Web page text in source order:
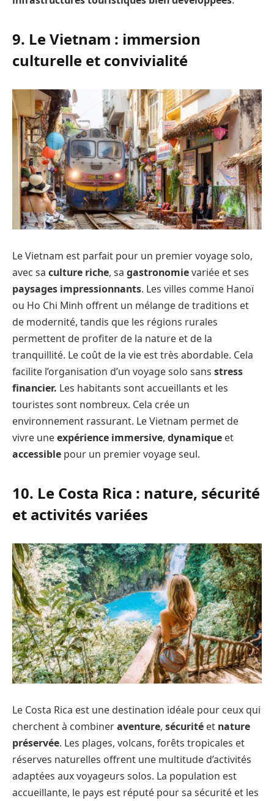
9. Le Vietnam : immersion
culturelle et convivialité
Le Vietnam est parfait pour un premier voyage solo,
avec sa culture riche, sa gastronomievariée et ses
paysages impressionnants. Les villes comme Hanoï
ou Ho Chi Minh offrent un mélange de traditions et
de modernité, tandis que les régions rurales
permettent de profiter de la nature et de la
tranquillité. Le coût de la vie est très abordable. Cela
facilite l’organisation d’un voyage solo sans stress
financier. Les habitants sont accueillants et les
touristes sont nombreux. Cela crée un
environnement rassurant. Le Vietnam permet de
vivre uneexpérience immersive, dynamique et
accessible pour un premier voyage seul.
10. Le Costa Rica : nature, sécurité
et activités variées
Le Costa Rica est une destination idéale pour ceux qui
cherchent à combineraventure, sécurité et nature
préservée. Les plages, volcans, forêts tropicales et
réserves naturelles offrent une multitude d’activités
adaptées aux voyageurs solos. La population est
accueillante, le pays est réputé pour sa sécurité et les